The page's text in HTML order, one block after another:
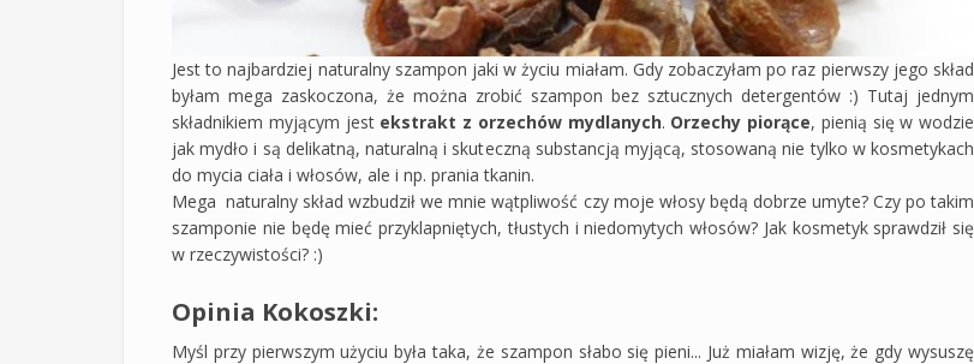
Jest to najbardziej naturalny szampon jaki w życiu miałam. Gdy zobaczyłam po raz pierwszy jego skład
byłam mega zaskoczona, że można zrobić szampon bez sztucznych detergentów :) Tutaj jednym
składnikiem myjącym jest ekstrakt z orzechów mydlanych. Orzechy piorące, pienią się w wodzie
jak mydło i są delikatną, naturalną i skuteczną substancją myjącą, stosowaną nie tylko w kosmetykach
do mycia ciała i włosów, ale i np. prania tkanin.
Mega naturalny skład wzbudził we mnie wątpliwość czy moje włosy będą dobrze umyte? Czy po takim
szamponie nie będę mieć przyklapniętych, tłustych i niedomytych włosów? Jak kosmetyk sprawdził się
w rzeczywistości? :)
Opinia Kokoszki:
Myśl przy pierwszym użyciu była taka, że szampon słabo się pieni... Już miałam wizję, że gdy wysuszę